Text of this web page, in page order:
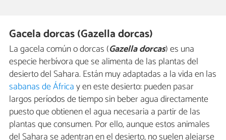
Gacela dorcas (Gazella dorcas)
La gacela común o dorcas (Gazella dorcas) es una
especie herbívora que se alimenta de las plantas del
desierto del Sahara. Están muy adaptadas a la vida en las
sabanas de Áfricay en este desierto: pueden pasar
largos períodos de tiempo sin beber agua directamente
puesto que obtienen el agua necesaria a partir de las
plantas que consumen. Por ello, aunque estos animales